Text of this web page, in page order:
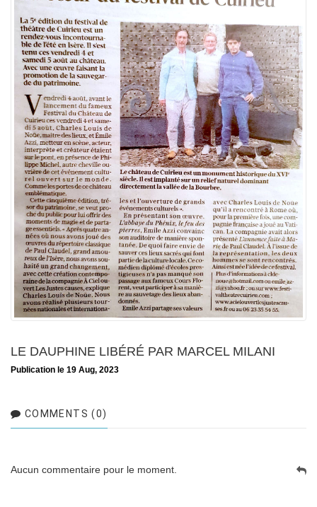
LE DAUPHINE LIBÉRÉ PAR MARCEL MILANI
Publication le 19 Aug, 2023
COMMENTS (0)
Aucun commentaire pour le moment.